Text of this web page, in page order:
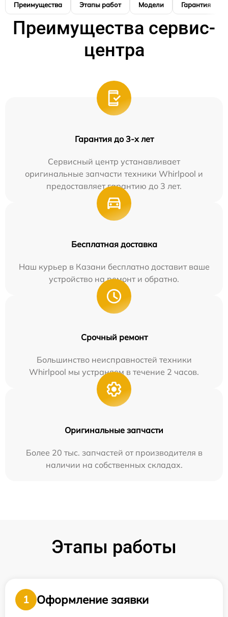
Преимущества Этапы работ Модели Гарантия
Преимущества сервис-
центра
Гарантия до 3-х лет
Сервисный центр устанавливает
оригинальные запчасти техники Whirlpool и
предоставляет гарантию до 3 лет.
Бесплатная доставка
Наш курьер в Казани бесплатно доставит ваше
устройство на ремонт и обратно.
Срочный ремонт
Большинство неисправностей техники
Whirlpool мы устраняем в течение 2 часов.
Оригинальные запчасти
Более 20 тыс. запчастей от производителя в
наличии на собственных складах.
Этапы работы
1
Оформление заявки